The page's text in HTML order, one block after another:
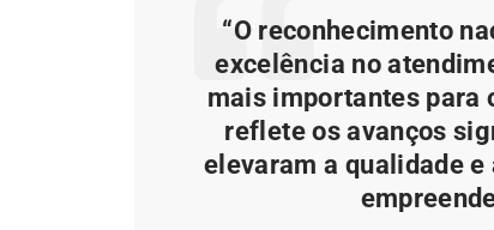
“O reconhecimento
excelência no
mais importantes para
reflete os avanços
elevaram a qualidade